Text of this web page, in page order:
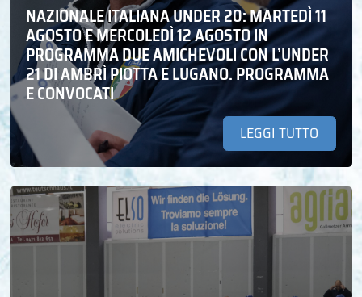
NAZIONALE ITALIANA UNDER 20: MARTEDÌ 11
AGOSTO E MERCOLEDÌ 12 AGOSTO IN
PROGRAMMA DUE AMICHEVOLI CON L’UNDER
21 DI AMBRÌ PIOTTA E LUGANO. PROGRAMMA
E CONVOCATI
LEGGI TUTTO